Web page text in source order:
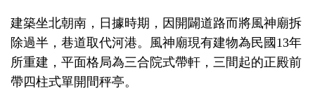
建築坐北朝南，日據時期，因開闢道路而將風神廟拆
除過半，巷道取代河港。風神廟現有建物為民國13年
所重建，平面格局為三合院式帶軒，三間起的正殿前
帶四柱式單開間秤亭。